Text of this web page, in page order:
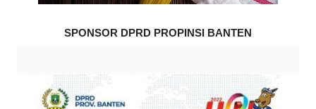
SPONSOR DPRD PROPINSI BANTEN